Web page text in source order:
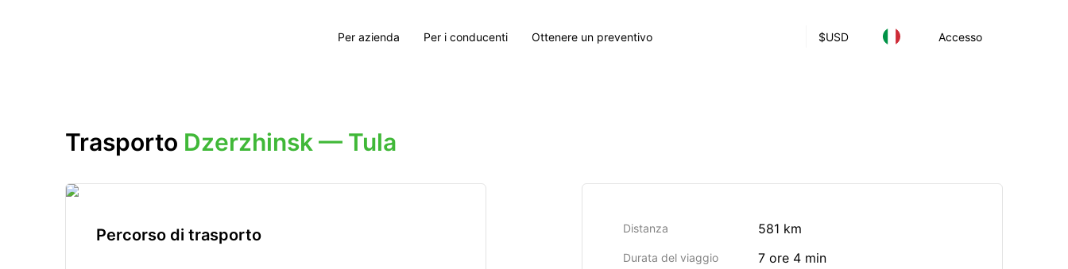
$USD Accesso
Per azienda Per i conducenti Ottenere un preventivo
Trasporto Dzerzhinsk — Tula
Percorso di trasporto Distanza 581 km
Durata del viaggio 7 ore 4 min